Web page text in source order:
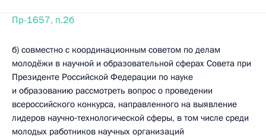
Пр-1657, п.2б
б) совместно с координационным советом по делам
молодёжи в научной и образовательной сферах Совета при
Президенте Российской Федерации по науке
и образованию рассмотреть вопрос о проведении
всероссийского конкурса, направленного на выявление
лидеров научно‑технологической сферы, в том числе среди
молодых работников научных организаций